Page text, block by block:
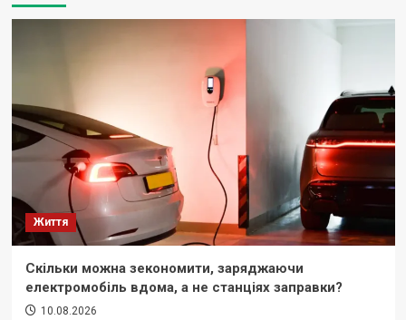
Життя
Скільки можна зекономити, заряджаючи
електромобіль вдома, а не станціях заправки?
10.08.2026